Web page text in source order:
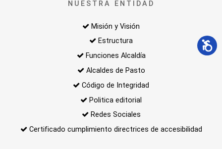
NUESTRA ENTIDAD
Misión y Visión
Estructura
Funciones Alcaldía
Alcaldes de Pasto
Código de Integridad
Politica editorial
Redes Sociales
Certificado cumplimiento directrices de accesibilidad